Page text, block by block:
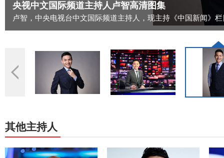
主持人卢智高清图集
国际频道主持人，现主持《中国新闻》栏目。
其他主持人